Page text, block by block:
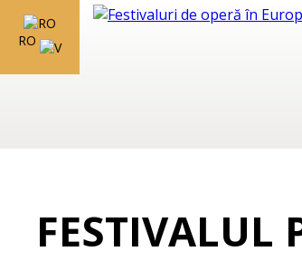
RO
FESTIVALUL